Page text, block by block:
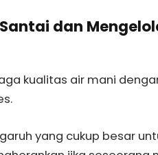
dan
kualitas air mani
yang cukup besar